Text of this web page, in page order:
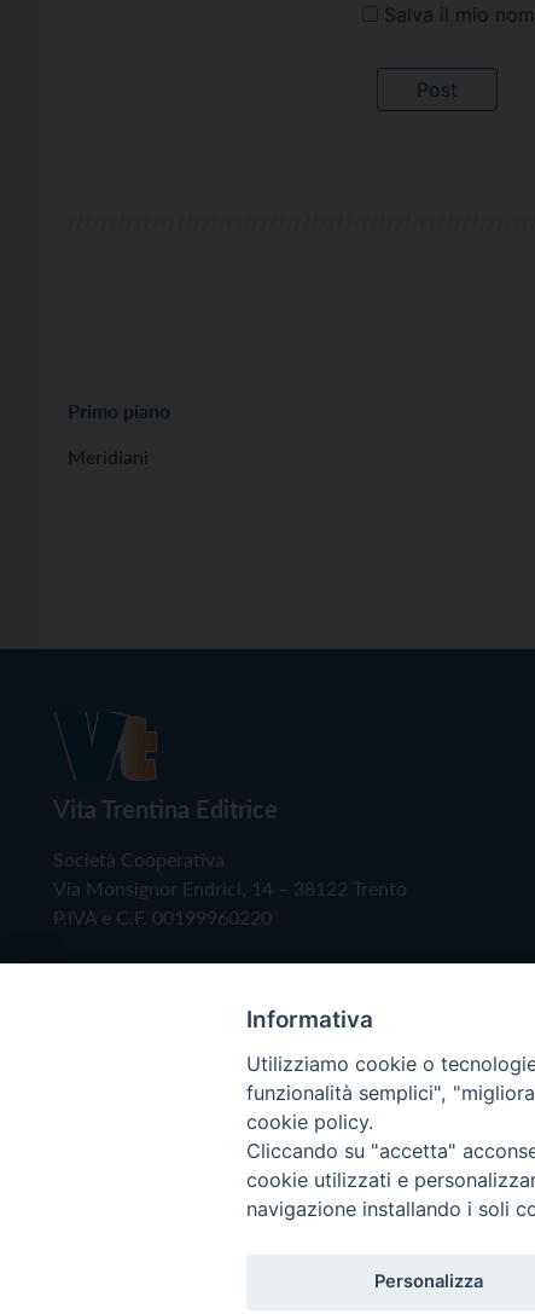
Salva il mio
Primo piano
Meridiani
Vita Trentina Editrice
Società Cooperativa
Via Monsignor Endrici, 14 – 38122 Trento
P.IVA e C.F. 00199960220
Copyright © 2019 - Tutti i diritti riservati -
Informativa
Utilizziamo cookie o
funzionalità semplici",
cookie policy.
Cliccando su "accetta"
cookie utilizzati e
navigazione installando i soli
Personalizza